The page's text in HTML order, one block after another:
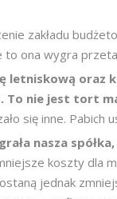
zakładu
to ona wygra
letniskową
To nie jest tort
się inne.
nasza
koszty dla
jednak